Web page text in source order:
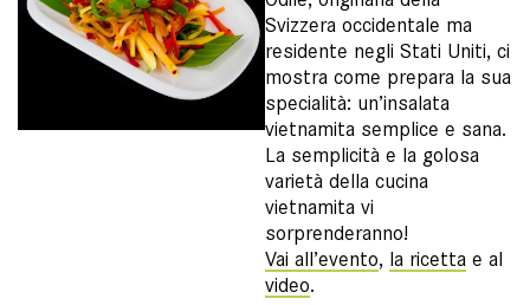
Svizzera occidentale ma
residente negli Stati Uniti, ci
mostra come prepara la sua
specialità: un’insalata
vietnamita semplice e sana.
La semplicità e la golosa
varietà della cucina
vietnamita vi
sorprenderanno!
Vai all’evento, la ricetta e al
video.